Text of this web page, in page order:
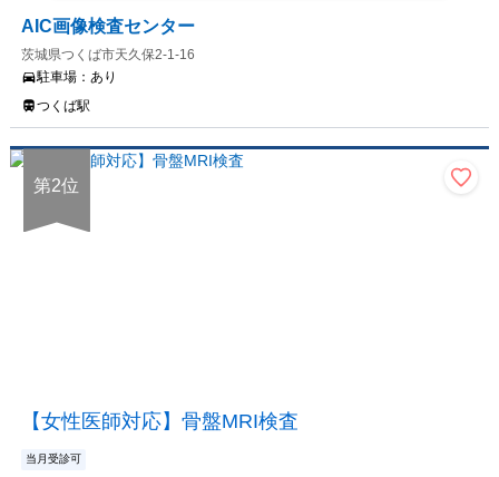
AIC画像検査センター
茨城県つくば市天久保2-1-16
駐車場： あり
つくば駅
第2位
【女性医師対応】骨盤MRI検査
当月受診可